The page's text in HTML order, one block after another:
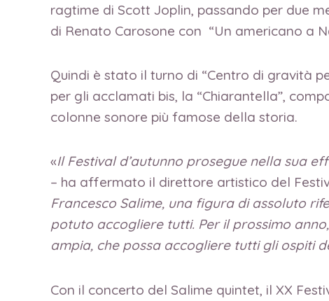
ragtime di Scott Joplin, passando per due
di Renato Carosone con “Un americano a
Quindi è stato il turno di “Centro di gravità
per gli acclamati bis, la “Chiarantella”,
colonne sonore più famose della storia.
«Il Festival d’autunno prosegue nella sua
– ha affermato il direttore artistico del
Francesco Salime, una figura di assoluto
potuto accogliere tutti. Per il prossimo
ampia, che possa accogliere tutti gli ospiti
Con il concerto del Salime quintet, il XX